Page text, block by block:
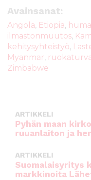
e
b
o
o
k
te
r
Avainsanat:
Angola, Etiopia,
ilmastonmuutos,
kehitysyhteistyö,
Myanmar,
Zimbabwe
ARTIKKELI
Pyhän maan
ruuanlaiton ja
ARTIKKELI
Suomalaisyritys
markkinoita